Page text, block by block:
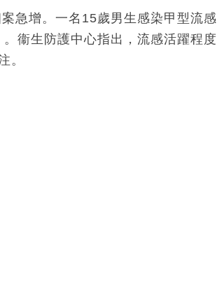
急增。一名15歲男生感染甲型流感
衞生防護中心指出，流感活躍程度
。